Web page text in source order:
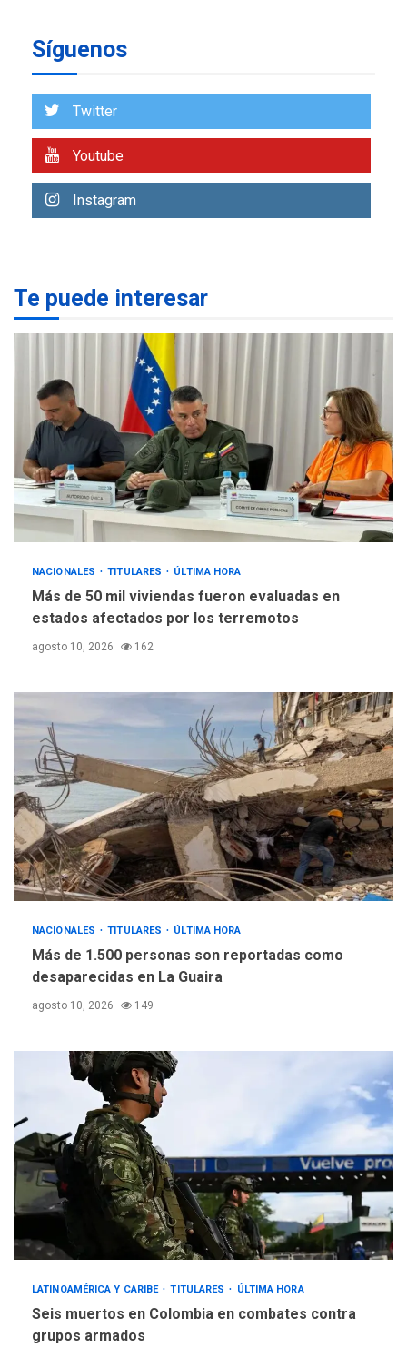
1
2
reportadas como
4
Netanyahu descarta plan de
EEUU para Gaza apoyado
por Hamás
5
DESTACADOS
ÚLTIMA HORA
ASOMAYOR se afilia a la
Cámara de Comercio para
impulsar la economía
plateada
Síguenos
Twitter
Youtube
Instagram
Te puede interesar
NACIONALES TITULARES ÚLTIMA HORA
Más de 50 mil viviendas fueron evaluadas en
estados afectados por los terremotos
agosto 10, 2026 162
NACIONALES TITULARES ÚLTIMA HORA
Más de 1.500 personas son reportadas como
desaparecidas en La Guaira
agosto 10, 2026 149
LATINOAMÉRICA Y CARIBE TITULARES ÚLTIMA HORA
Seis muertos en Colombia en combates contra
grupos armados